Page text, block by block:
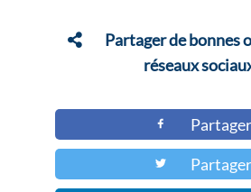
Partager de bonnes
réseaux
Partager
Partager